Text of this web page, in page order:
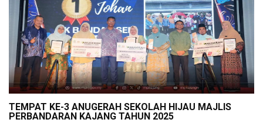
MOTIVASI MUHASABAH DIRI
&NBSP;
TEMPAT KE-3 ANUGERAH SEKOLAH HIJAU MAJLIS
PERBANDARAN KAJANG TAHUN 2025